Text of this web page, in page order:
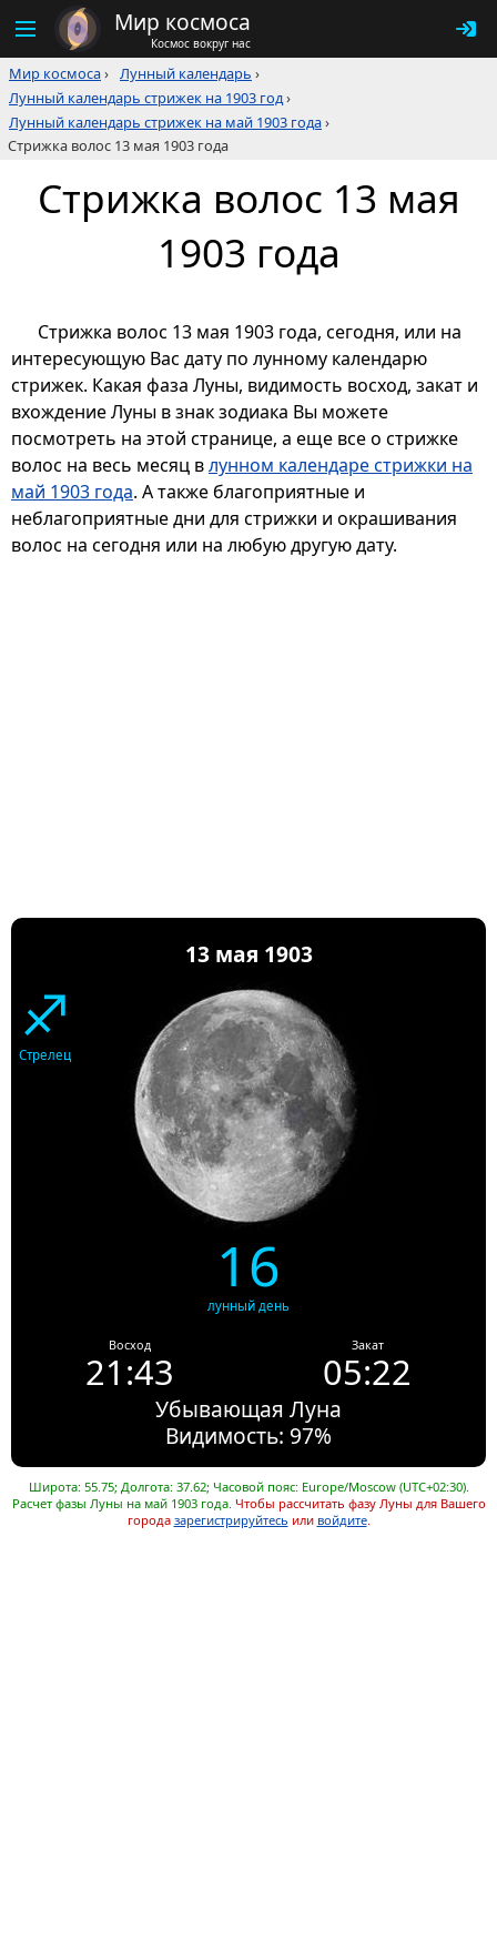
Мир космоса
Космос вокруг нас
Мир космоса› Лунный календарь ›
Лунный календарь стрижек на 1903 год›
Лунный календарь стрижек на май 1903 года›
Стрижка волос 13 мая 1903 года
Стрижка волос 13 мая
1903 года
Стрижка волос 13 мая 1903 года, сегодня, или на
интересующую Вас дату по лунному календарю
стрижек. Какая фаза Луны, видимость восход, закат и
вхождение Луны в знак зодиака Вы можете
посмотреть на этой странице, а еще все о стрижке
волос на весь месяц влунном календаре стрижки на
май 1903 года. А также благоприятные и
неблагоприятные дни для стрижки и окрашивания
волос на сегодня или на любую другую дату.
13 мая 1903
♐
Стрелец
16
лунный день
Восход
21:43
Закат
05:22
Убывающая Луна
Видимость: 97%
Широта: 55.75; Долгота: 37.62; Часовой пояс: Europe/Moscow (UTC+02:30).
Расчет фазы Луны на май 1903 года. Чтобы рассчитать фазу Луны для Вашего
города зарегистрируйтесь или войдите.